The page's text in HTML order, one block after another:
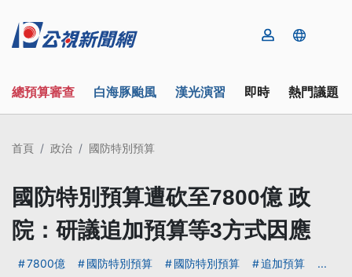
總預算審查 白海豚颱風 漢光演習 即時 熱門議題
首頁 政治 國防特別預算
國防特別預算遭砍至7800億 政
院：研議追加預算等3方式因應
7800億 國防特別預算 國防特別預算 追加預算 ...